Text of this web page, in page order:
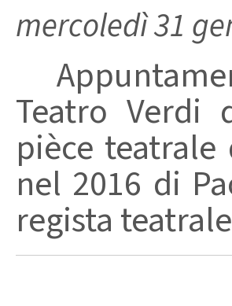
mercoledì 31
Teatro Verdi
pièce
nel 2016 di
regista